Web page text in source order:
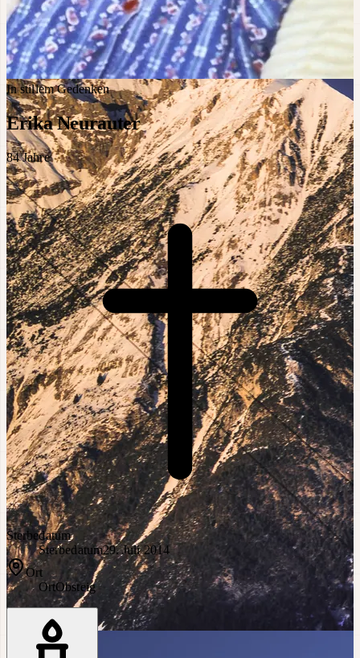
In stillem Gedenken
Erika Neurauter
84Jahre
Sterbedatum
Sterbedatum29. Juli 2014
Ort
OrtObsteig